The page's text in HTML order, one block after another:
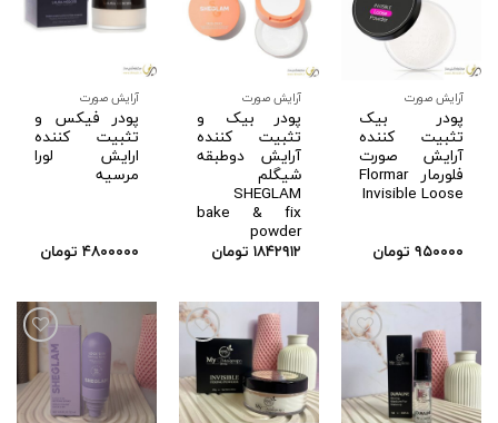
افزودن
آرایش صورت
پودر بیک
تثبیت کننده
آرایش صورت
فلورمار Flormar
Invisible Loose
۹۵۰۰۰۰ تومان
افزودن
آرایش صورت
پودر بیک و
تثبیت کننده
آرایش دوطبقه
شیگلم
SHEGLAM
bake & fix
powder
۱۸۴۲۹۱۲ تومان
افزودن
آرایش صورت
پودر فیکس و
تثبیت کننده
ارایش لورا
مرسیه
۴۸۰۰۰۰۰ تومان
افزودن
به
افزودن
به
افزودن
به